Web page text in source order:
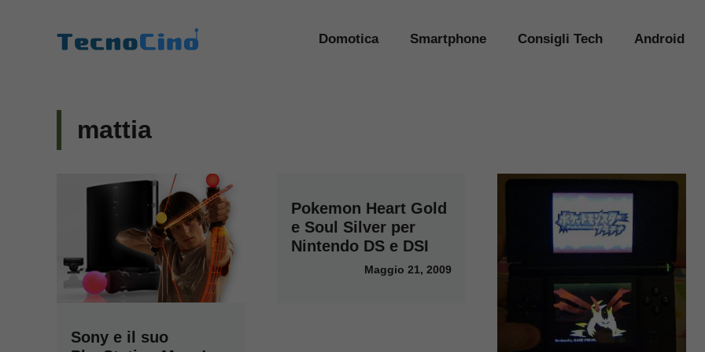
Domotica Smartphone Consigli Tech Android
mattia
Sony e il suo
Pokemon Heart Gold
e Soul Silver per
Nintendo DS e DSI
Maggio 21, 2009